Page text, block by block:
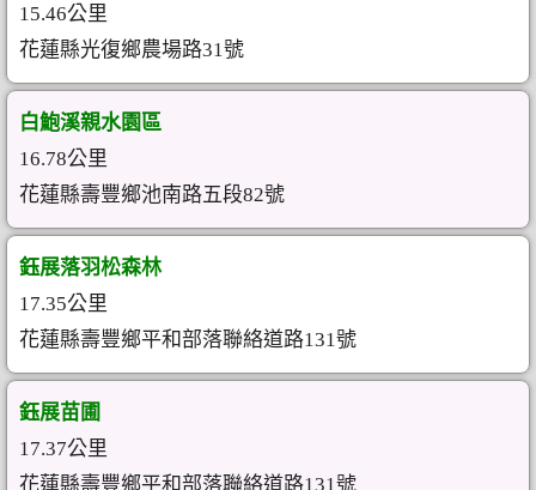
15.46公里
花蓮縣光復鄉農場路31號
白鮑溪親水園區
16.78公里
花蓮縣壽豐鄉池南路五段82號
鈺展落羽松森林
17.35公里
花蓮縣壽豐鄉平和部落聯絡道路131號
鈺展苗圃
17.37公里
花蓮縣壽豐鄉平和部落聯絡道路131號